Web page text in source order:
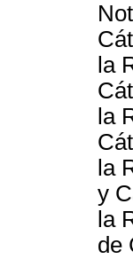
la
la
la
y
la
de